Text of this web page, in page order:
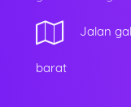
Jalan
barat